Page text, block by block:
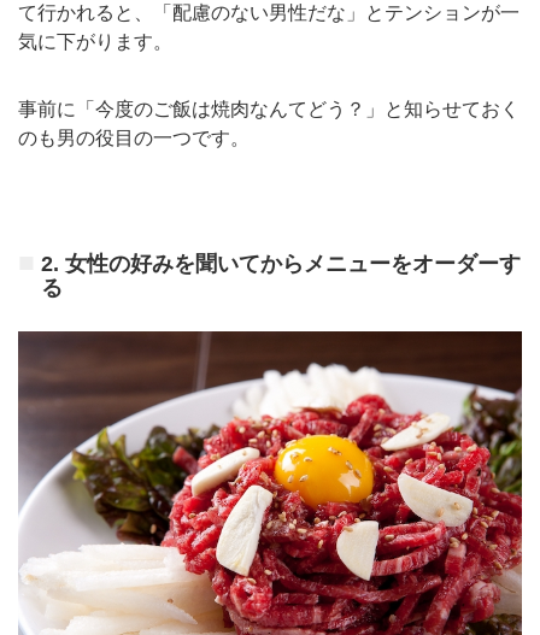
て行かれると、「配慮のない男性だな」とテンションが一
気に下がります。
事前に「今度のご飯は焼肉なんてどう？」と知らせておく
のも男の役目の一つです。
2. 女性の好みを聞いてからメニューをオーダーす
る